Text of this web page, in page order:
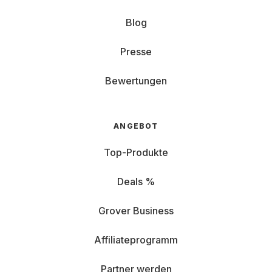
Blog
Presse
Bewertungen
ANGEBOT
Top-Produkte
Deals %
Grover Business
Affiliateprogramm
Partner werden